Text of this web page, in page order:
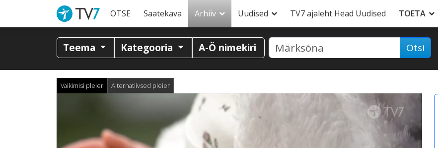
OTSE Saatekava Arhiiv Uudised TV7 ajaleht Head Uudised TOETA
Teema Kategooria A-Ö nimekiri Otsi
Vaikimisi pleier Alternatiivsed pleier